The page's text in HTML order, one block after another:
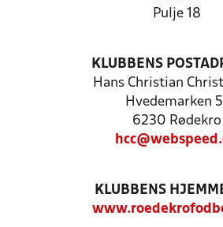
Pulje 18
KLUBBENS
Hans Christian
Hvedemarken
6230 Rødekro
KLUBBENS